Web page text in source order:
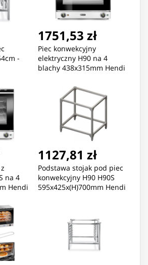
-
1751,53 zł
Piec konwekcyjny
elektryczny H90 na 4
blachy 438x315mm Hendi
na 4
Hendi
1127,81 zł
Podstawa stojak pod piec
konwekcyjny H90 H90S
595x425x(H)700mm Hendi